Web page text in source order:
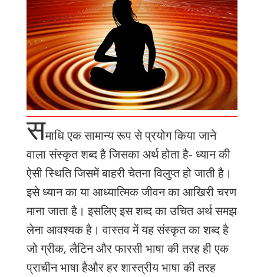
समाधिएक सामान्य रूप से प्रयोग किया जाने
वाला संस्कृत शब्द है जिसका अर्थ होता है- ध्यान की
ऐसी स्थिति जिसमें बाहरी चेतना विलुप्त हो जाती है।
इसे ध्यान का या आध्यात्मिक जीवन का आखिरी चरण
माना जाता है। इसलिए इस शब्द का उचितअर्थ समझ
लेना आवश्यक है।वास्तवमेंयहसंस्कृतकाशब्दहै
जोग्रीक,लैटिनऔरफारसीभाषाकीतरहहीएक
प्राचीन भाषाहैऔरहरशास्त्रीयभाषाकीतरह